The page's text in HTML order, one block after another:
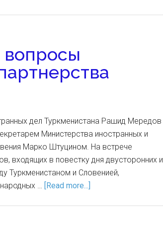
дел Туркменистана Рашид Мередов
Министерства иностранных и
Марко Штуцином. На встрече
входящих в повестку дня двусторонних и
Туркменистаном и Словенией,
… [Read more...]